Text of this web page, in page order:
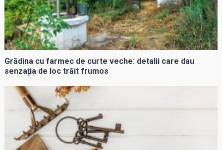
Grădina cu farmec de curte veche: detalii care dau
senzația de loc trăit frumos